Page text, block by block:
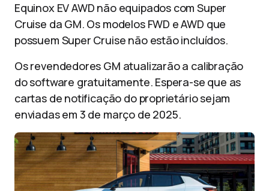
Equinox EV AWD não equipados com Super
Cruise da GM. Os modelos FWD e AWD que
possuem Super Cruise não estão incluídos.
Os revendedores GM atualizarão a calibração
do software gratuitamente. Espera-se que as
cartas de notificação do proprietário sejam
enviadas em 3 de março de 2025.